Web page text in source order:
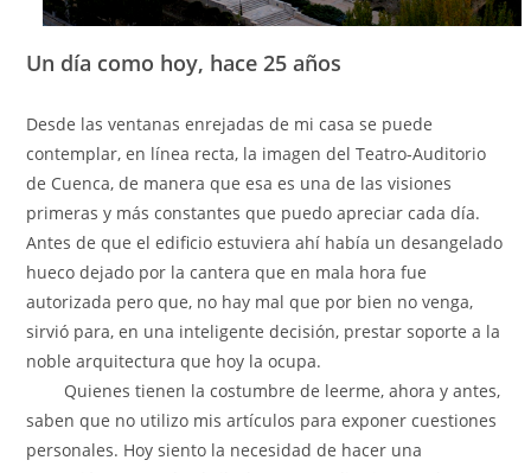
Un día como hoy, hace 25 años
Desde las ventanas enrejadas de mi casa se puede
contemplar, en línea recta, la imagen del Teatro-Auditorio
de Cuenca, de manera que esa es una de las visiones
primeras y más constantes que puedo apreciar cada día.
Antes de que el edificio estuviera ahí había un desangelado
hueco dejado por la cantera que en mala hora fue
autorizada pero que, no hay mal que por bien no venga,
sirvió para, en una inteligente decisión, prestar soporte a la
noble arquitectura que hoy la ocupa.
Quienes tienen la costumbre de leerme, ahora y antes,
saben que no utilizo mis artículos para exponer cuestiones
personales. Hoy siento la necesidad de hacer una